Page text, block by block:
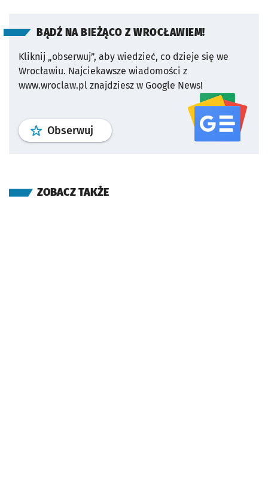
BĄDŹ NA BIEŻĄCO Z WROCŁAWIEM!
Kliknij „obserwuj”, aby wiedzieć, co dzieje się we
Wrocławiu. Najciekawsze wiadomości z
www.wroclaw.pl znajdziesz w Google News!
Obserwuj profil serwisu
ZOBACZ TAKŻE